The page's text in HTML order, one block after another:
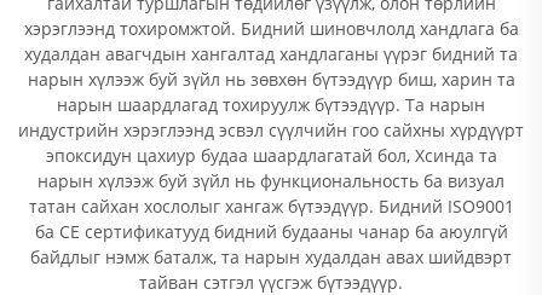
хэрэглээнд тохиромжтой. Бидний шиновчлолд хандлага ба
худалдан авагчдын хангалтад хандлаганы үүрэг бидний та
нарын хүлээж буй зүйл нь зөвхөн бүтээдүүр биш, харин та
нарын шаардлагад тохируулж бүтээдүүр. Та нарын
индустрийн хэрэглээнд эсвэл сүүлчийн гоо сайхны хүрдүүрт
эпоксидун цахиур будаа шаардлагатай бол, Хсинда та
нарын хүлээж буй зүйл нь функциональность ба визуал
татан сайхан хослолыг хангаж бүтээдүүр. Бидний ISO9001
ба CE сертификатууд бидний будааны чанар ба аюулгүй
байдлыг нэмж баталж, та нарын худалдан авах шийдвэрт
тайван сэтгэл үүсгэж бүтээдүүр.